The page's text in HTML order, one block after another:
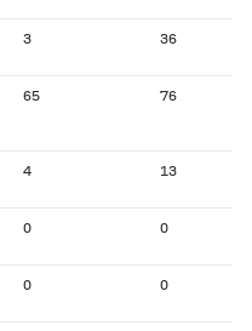
3 36
65 76
4 13
0 0
0 0